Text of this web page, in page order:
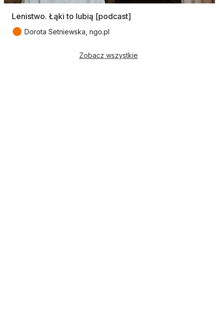
Lenistwo. Łąki to lubią [podcast]
● Dorota Setniewska, ngo.pl
Zobacz wszystkie